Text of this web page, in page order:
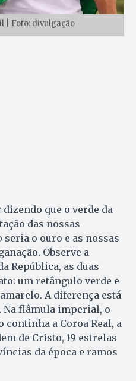
| Foto: divulgação
que o verde da
das nossas
o ouro e as nossas
Observe a
República, as duas
um retângulo verde e
A diferença está
flâmula imperial, o
a Coroa Real, a
de Cristo, 19 estrelas
da época e ramos